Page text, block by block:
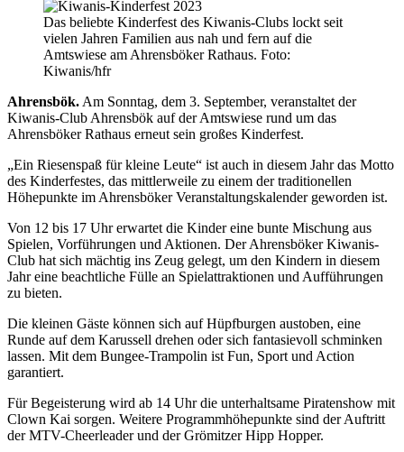
Das beliebte Kinderfest des Kiwanis-Clubs lockt seit
vielen Jahren Familien aus nah und fern auf die
Amtswiese am Ahrensböker Rathaus. Foto:
Kiwanis/hfr
Ahrensbök. Am Sonntag, dem 3. September, veranstaltet der
Kiwanis-Club Ahrensbök auf der Amtswiese rund um das
Ahrensböker Rathaus erneut sein großes Kinderfest.
„Ein Riesenspaß für kleine Leute“ ist auch in diesem Jahr das Motto
des Kinderfestes, das mittlerweile zu einem der traditionellen
Höhepunkte im Ahrensböker Veranstaltungskalender geworden ist.
Von 12 bis 17 Uhr erwartet die Kinder eine bunte Mischung aus
Spielen, Vorführungen und Aktionen. Der Ahrensböker Kiwanis-
Club hat sich mächtig ins Zeug gelegt, um den Kindern in diesem
Jahr eine beachtliche Fülle an Spielattraktionen und Aufführungen
zu bieten.
Die kleinen Gäste können sich auf Hüpfburgen austoben, eine
Runde auf dem Karussell drehen oder sich fantasievoll schminken
lassen. Mit dem Bungee-Trampolin ist Fun, Sport und Action
garantiert.
Für Begeisterung wird ab 14 Uhr die unterhaltsame Piratenshow mit
Clown Kai sorgen. Weitere Programmhöhepunkte sind der Auftritt
der MTV-Cheerleader und der Grömitzer Hipp Hopper.